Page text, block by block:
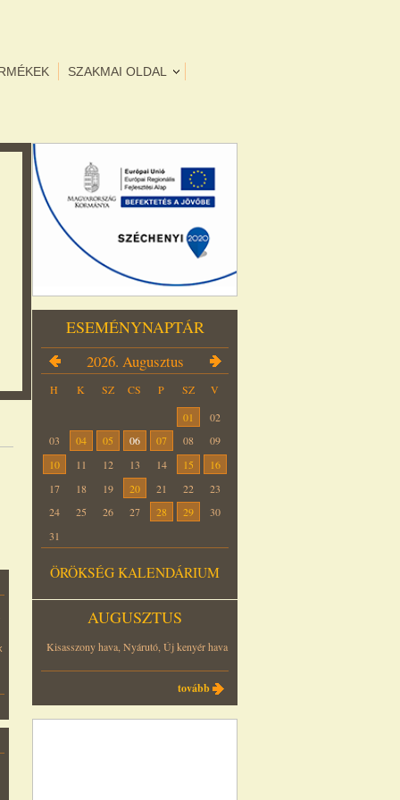
SZAKMAI OLDAL
ESEMÉNYNAPTÁR
2026. Augusztus
H K SZ CS P SZ
V
01
02
03
04 05 06 07 08
09
10
11 12 13 14 15
16
17
18 19 20 21 22
23
24
25 26 27 28 29
30
31
ÖRÖKSÉG KALENDÁRIUM
AUGUSZTUS
Kisasszony hava, Nyárutó, Új kenyér hava
tovább